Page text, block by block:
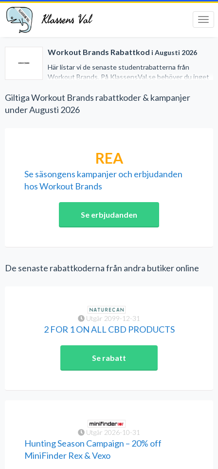
Klassens Val
Workout Brands Rabattkod i Augusti 2026
Här listar vi de senaste studentrabatterna från
Workout Brands. På KlassensVal.se behöver du inget
handlar på nätet. Vi har gjort det lätt för dig genom att
samla alla studentrabatter på ett och samma ställe.
Giltiga Workout Brands rabattkoder & kampanjer
under Augusti 2026
REA
Se säsongens kampanjer och erbjudanden
hos Workout Brands
Se erbjudanden
De senaste rabattkoderna från andra butiker online
Utgår 2099-12-31
2 FOR 1 ON ALL CBD PRODUCTS
Se rabatt
Utgår 2026-10-31
Hunting Season Campaign – 20% off
MiniFinder Rex & Vexo